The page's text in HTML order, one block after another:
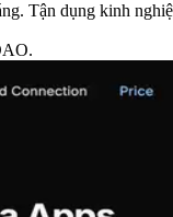
Tận dụng kinh